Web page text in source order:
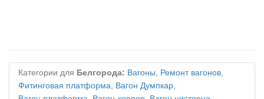
Категории для Белгорода: Вагоны, Ремонт вагонов,
Фитинговая платформа, Вагон Думпкар,